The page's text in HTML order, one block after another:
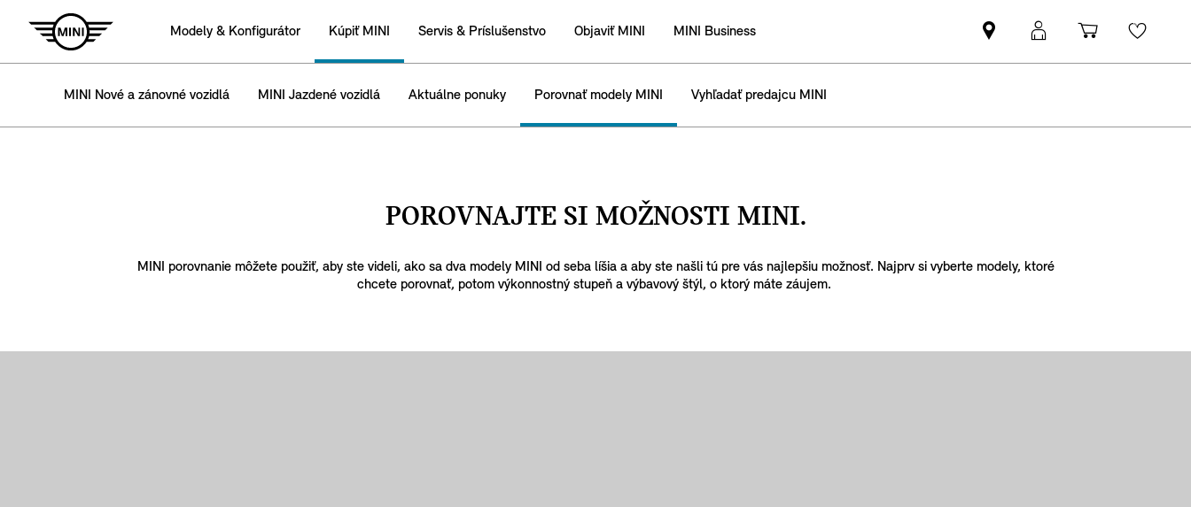
Modely & Konfigurátor Kúpiť MINI Servis & Príslušenstvo Objaviť MINI MINI Business
Nájsť
MINI
MyMINI
prihlásenie
Nákupný
košík
MINI Nové a zánovné vozidlá MINI Jazdené vozidlá Aktuálne ponuky Porovnať modely MINI Vyhľadať predajcu MINI
POROVNAJTE SI MOŽNOSTI MINI.
MINI porovnanie môžete použiť, aby ste videli, ako sa dva modely MINI od seba líšia a aby ste našli tú pre vás najlepšiu možnosť. Najprv si vyberte modely, ktoré
chcete porovnať, potom výkonnostný stupeň a výbavový štýl, o ktorý máte záujem.